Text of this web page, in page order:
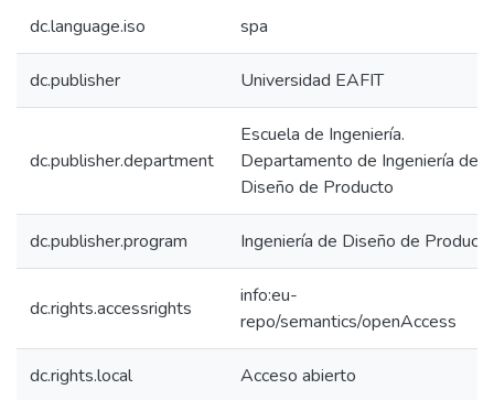
dc.language.iso spa
dc.publisher Universidad EAFIT
dc.publisher.department
Escuela de Ingeniería.
Departamento de Ingeniería de
Diseño de Producto
dc.publisher.program Ingeniería de Diseño de Producto
dc.rights.accessrights
info:eu-
repo/semantics/openAccess
dc.rights.local Acceso abierto